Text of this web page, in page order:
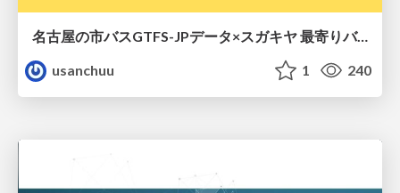
名古屋の市バスGTFS-JPデータ×スガキヤ 最寄りバス停検索をAmazon ElastiCache Serverless for Valkeyで最適化する
usanchuu
1 240